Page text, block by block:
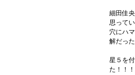
細田佳
思って
穴にハ
解だった
星５を
た！！